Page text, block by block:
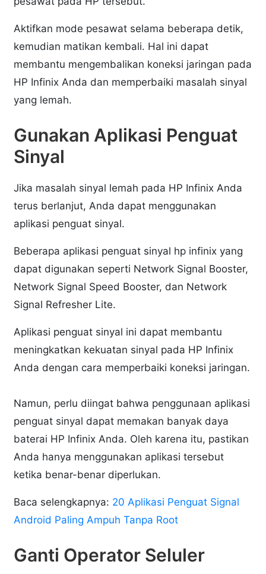
Aktifkan mode pesawat selama beberapa detik,
kemudian matikan kembali. Hal ini dapat
membantu mengembalikan koneksi jaringan pada
HP Infinix Anda dan memperbaiki masalah sinyal
yang lemah.
Gunakan Aplikasi Penguat
Sinyal
Jika masalah sinyal lemah pada HP Infinix Anda
terus berlanjut, Anda dapat menggunakan
aplikasi penguat sinyal.
Beberapa aplikasi penguat sinyal hp infinix yang
dapat digunakan seperti Network Signal Booster,
Network Signal Speed Booster, dan Network
Signal Refresher Lite.
Aplikasi penguat sinyal ini dapat membantu
meningkatkan kekuatan sinyal pada HP Infinix
Anda dengan cara memperbaiki koneksi jaringan.
Namun, perlu diingat bahwa penggunaan aplikasi
penguat sinyal dapat memakan banyak daya
baterai HP Infinix Anda. Oleh karena itu, pastikan
Anda hanya menggunakan aplikasi tersebut
ketika benar-benar diperlukan.
Baca selengkapnya: 20 Aplikasi Penguat Signal
Android Paling Ampuh Tanpa Root
Ganti Operator Seluler